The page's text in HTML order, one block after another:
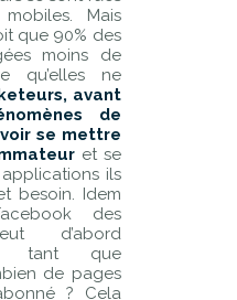
Mais
que 90% des
moins de
qu’elles ne
avant
de
se mettre
et se
ils
besoin. Idem
des
d’abord
tant que
de pages
? Cela